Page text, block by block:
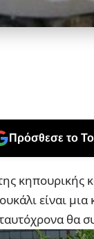
Πρόσθεσε το
είναι
θα